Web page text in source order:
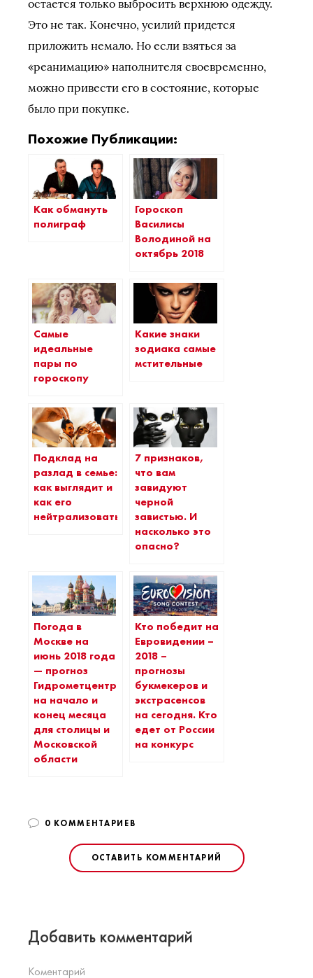
остается только выбросить верхнюю одежду.
Это не так. Конечно, усилий придется
приложить немало. Но если взяться за
«реанимацию» наполнителя своевременно,
можно привести его в состояние, которые
было при покупке.
Похожие Публикации:
Как обмануть
полиграф
Гороскоп
Василисы
Володиной на
октябрь 2018
Самые
идеальные
пары по
гороскопу
Какие знаки
зодиака самые
мстительные
Подклад на
разлад в семье:
как выглядит и
как его
нейтрализовать
7 признаков,
что вам
завидуют
черной
завистью. И
насколько это
опасно?
Погода в
Москве на
июнь 2018 года
— прогноз
Гидрометцентра
на начало и
конец месяца
для столицы и
Московской
области
Кто победит на
Евровидении –
2018 –
прогнозы
букмекеров и
экстрасенсов
на сегодня. Кто
едет от России
на конкурс
0 КОММЕНТАРИЕВ
ОСТАВИТЬ КОММЕНТАРИЙ
Добавить комментарий
Коментарий